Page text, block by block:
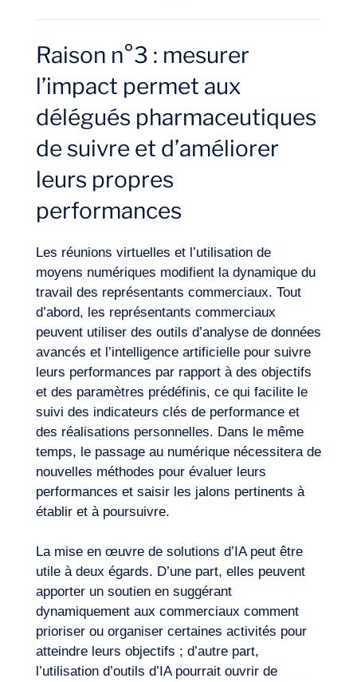
Raison n°3 : mesurer
l’impact permet aux
délégués pharmaceutiques
de suivre et d’améliorer
leurs propres
performances
Les réunions virtuelles et l’utilisation de
moyens numériques modifient la dynamique du
travail des représentants commerciaux. Tout
d’abord, les représentants commerciaux
peuvent utiliser des outils d’analyse de données
avancés et l’intelligence artificielle pour suivre
leurs performances par rapport à des objectifs
et des paramètres prédéfinis, ce qui facilite le
suivi des indicateurs clés de performance et
des réalisations personnelles. Dans le même
temps, le passage au numérique nécessitera de
nouvelles méthodes pour évaluer leurs
performances et saisir les jalons pertinents à
établir et à poursuivre.
La mise en œuvre de solutions d’IA peut être
utile à deux égards. D’une part, elles peuvent
apporter un soutien en suggérant
dynamiquement aux commerciaux comment
prioriser ou organiser certaines activités pour
atteindre leurs objectifs ; d’autre part,
l’utilisation d’outils d’IA pourrait ouvrir de